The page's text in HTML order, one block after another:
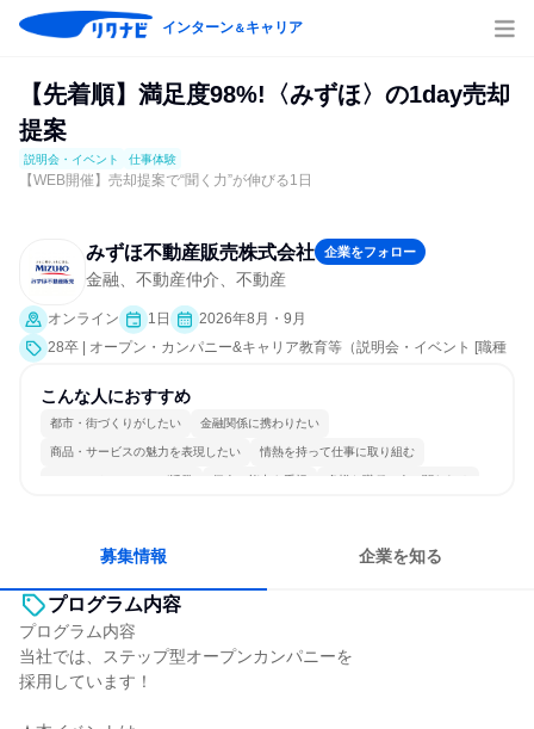
インターン＆キャリア
【先着順】満足度98%!〈みずほ〉の1day売却
提案
説明会・イベント 仕事体験
【WEB開催】売却提案で“聞く力”が伸びる1日
みずほ不動産販売株式会社 企業をフォロー
金融、不動産仲介、不動産
オンライン 1日
2026年8月・9月
28卒 | オープン・カンパニー&キャリア教育等（説明会・イベント [職種
業界研究]、仕事体験）
こんな人におすすめ
都市・街づくりがしたい 金融関係に携わりたい
商品・サービスの魅力を表現したい 情熱を持って仕事に取り組む
コミュニケーションが活発 個人の能力を重視 多様な職種の人と関われる
募集情報 企業を知る
プログラム内容
プログラム内容
当社では、ステップ型オープンカンパニーを
採用しています！